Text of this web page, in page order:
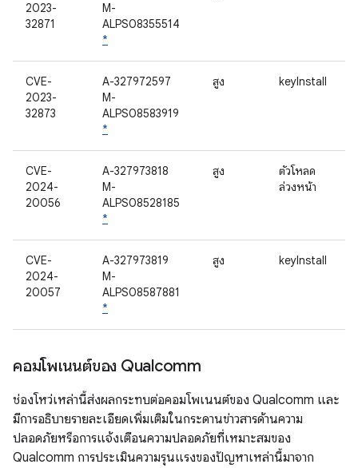
2023-
32871
M-
ALPS08355514
*
CVE-
2023-
32873
A-327972597
M-
ALPS08583919
*
สูง keyInstall
CVE-
2024-
20056
A-327973818
M-
ALPS08528185
*
สูง
ตัวโหลด
ล่วงหน้า
CVE-
2024-
20057
A-327973819
M-
ALPS08587881
*
สูง keyInstall
คอมโพเนนต์ของ Qualcomm
ช่องโหว่เหล่านี้ส่งผลกระทบต่อคอมโพเนนต์ของ Qualcomm และ
มีการอธิบายรายละเอียดเพิ่มเติมในกระดานข่าวสารด้านความ
ปลอดภัยหรือการแจ้งเตือนความปลอดภัยที่เหมาะสมของ
Qualcomm การประเมินความรุนแรงของปัญหาเหล่านี้มาจาก